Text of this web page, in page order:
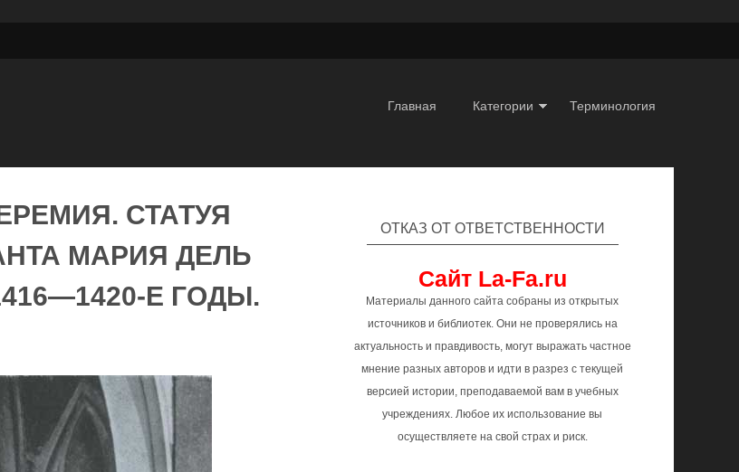
Главная Категории Терминология
СТАТУЯ
МАРИЯ ДЕЛЬ
Е ГОДЫ.
ОТКАЗ ОТ ОТВЕТСТВЕННОСТИ
Сайт La-Fa.ru
Материалы данного сайта собраны из открытых
источников и библиотек. Они не проверялись на
актуальность и правдивость, могут выражать частное
мнение разных авторов и идти в разрез с текущей
версией истории, преподаваемой вам в учебных
учреждениях. Любое их использование вы
осуществляете на свой страх и риск.